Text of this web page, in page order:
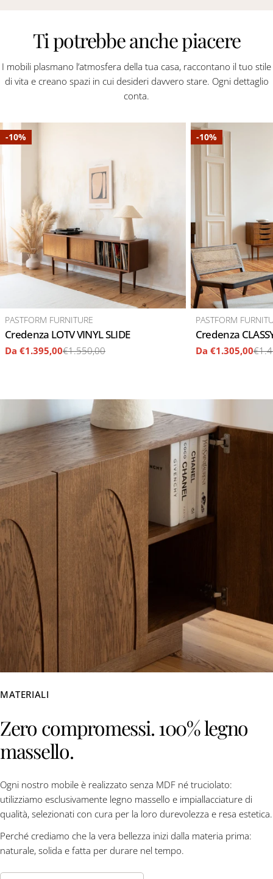
Ti potrebbe anche piacere
I mobili plasmano l’atmosfera della tua casa, raccontano il tuo stile
di vita e creano spazi in cui desideri davvero stare. Ogni dettaglio
conta.
-10%
VENDITORE:
PASTFORM FURNITURE
TIPO:
Credenza LOTV VINYL SLIDE
Prezzo
Da €1.395,00
Prezzo
€1.550,00
-10%
VENDITORE:
PASTFORM
TIPO:
Credenza
Prezzo
Da €1.305,00
Prezzo
MATERIALI
Zero compromessi. 100% legno
massello.
Ogni nostro mobile è realizzato senza MDF né truciolato:
utilizziamo esclusivamente legno massello e impiallacciature di
qualità, selezionati con cura per la loro durevolezza e resa estetica.
Perché crediamo che la vera bellezza inizi dalla materia prima:
naturale, solida e fatta per durare nel tempo.